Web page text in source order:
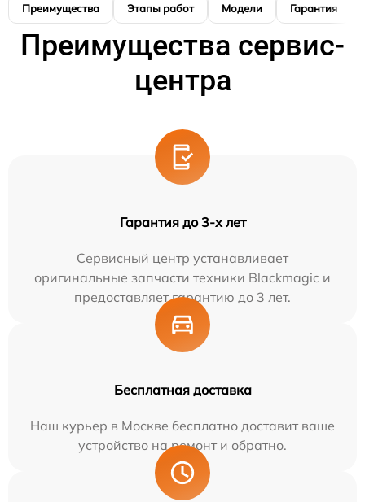
Преимущества Этапы работ Модели Гарантия
Преимущества сервис-
центра
Гарантия до 3-х лет
Сервисный центр устанавливает
оригинальные запчасти техники Blackmagic и
предоставляет гарантию до 3 лет.
Бесплатная доставка
Наш курьер в Москве бесплатно доставит ваше
устройство на ремонт и обратно.